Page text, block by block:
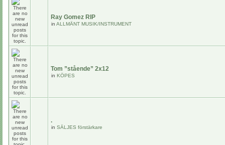
Ray Gomez RIP
in ALLMÄNT MUSIK/INSTRUMENT
Tom ”stående” 2x12
in KÖPES
.
in SÄLJES förstärkare